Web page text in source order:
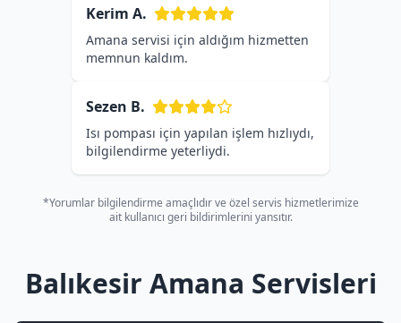
Kerim A.
Amana servisi için aldığım hizmetten
memnun kaldım.
Sezen B.
Isı pompası için yapılan işlem hızlıydı,
bilgilendirme yeterliydi.
*Yorumlar bilgilendirme amaçlıdır ve özel servis hizmetlerimize
ait kullanıcı geri bildirimlerini yansıtır.
Balıkesir Amana Servisleri